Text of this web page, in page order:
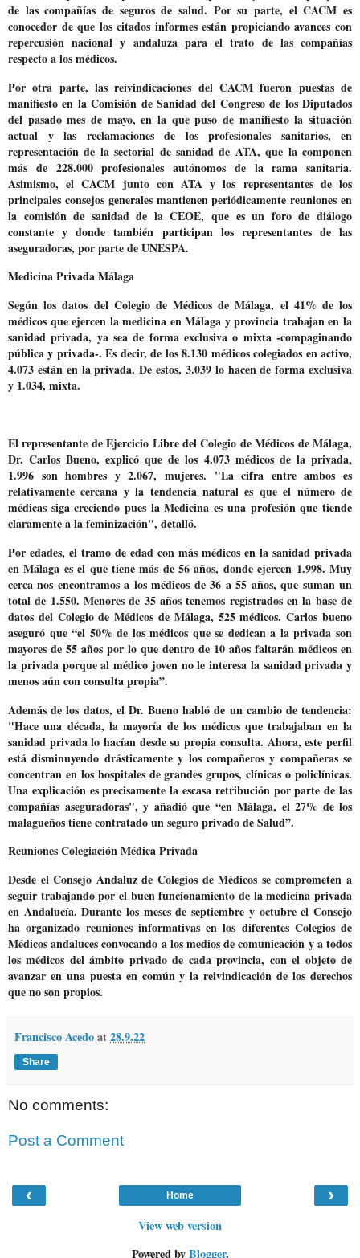
de las compañías de seguros de salud. Por su parte, el CACM es
conocedor de que los citados informes están propiciando avances con
repercusión nacional y andaluza para el trato de las compañías
respecto a los médicos.
Por otra parte, las reivindicaciones del CACM fueron puestas de
manifiesto en laComisión de Sanidad del Congreso de los Diputados
del pasado mes de mayo, en la que puso de manifiesto la situación
actual y las reclamaciones de los profesionales sanitarios, en
representación de la sectorial de sanidad de ATA, que la componen
más de 228.000 profesionales autónomos de la rama sanitaria.
Asimismo, el CACM junto con ATA y los representantes de los
principales consejos generales mantienen periódicamente reuniones en
la comisión de sanidad de la CEOE, que es un foro de diálogo
constante y donde también participan los representantes de las
aseguradoras, por parte de UNESPA.
Medicina Privada Málaga
Según los datos del Colegio de Médicos de Málaga, el 41% de los
médicos que ejercen la medicina en Málaga y provincia trabajan en la
sanidad privada, ya sea de forma exclusiva o mixta -compaginando
pública y privada-. Es decir, de los 8.130 médicos colegiados en activo,
4.073 están en la privada. De estos, 3.039 lo hacen de forma exclusiva
y 1.034, mixta.
El representante de Ejercicio Libre del Colegio de Médicos de Málaga,
Dr. Carlos Bueno, explicó que de los 4.073 médicos de la privada,
1.996 son hombres y 2.067, mujeres. "La cifra entre ambos es
relativamente cercana y la tendencia natural es que el número de
médicas siga creciendo pues la Medicina es una profesión que tiende
claramente a la feminización", detalló.
Por edades, el tramo de edad con más médicos en la sanidad privada
en Málaga es el que tiene más de 56 años, donde ejercen 1.998. Muy
cerca nos encontramos a los médicos de 36 a 55 años, que suman un
total de 1.550. Menores de 35 años tenemos registrados en la base de
datos del Colegio de Médicos de Málaga, 525 médicos. Carlos bueno
aseguró que “el 50% de los médicos que se dedican a la privada son
mayores de 55 años por lo que dentro de 10 años faltarán médicos en
la privada porque al médico joven no le interesa la sanidad privada y
menos aún con consulta propia”.
Además de los datos, el Dr. Bueno habló de un cambio de tendencia:
"Hace una década, la mayoría de los médicos que trabajaban en la
sanidad privada lo hacían desde su propia consulta. Ahora, este perfil
está disminuyendo drásticamente y los compañeros y compañeras se
concentran en los hospitales de grandes grupos, clínicas o policlínicas.
Una explicación es precisamente la escasa retribución por parte de las
compañías aseguradoras", y añadió que “en Málaga, el 27% de los
malagueños tiene contratado un seguro privado de Salud”.
Reuniones Colegiación Médica Privada
Desde el Consejo Andaluz de Colegios de Médicos se comprometen a
seguir trabajando por el buen funcionamiento de la medicina privada
en Andalucía. Durante los meses de septiembre y octubre el Consejo
ha organizado reuniones informativas en los diferentes Colegios de
Médicos andalucesconvocando a los medios de comunicación y a todos
los médicos del ámbito privado de cada provincia, con el objeto de
avanzar en una puesta en común y la reivindicación de los derechos
que no son propios.
Francisco Acedoat28.9.22
Share
No comments:
Post a Comment
‹ ›
Home
View web version
Powered byBlogger.